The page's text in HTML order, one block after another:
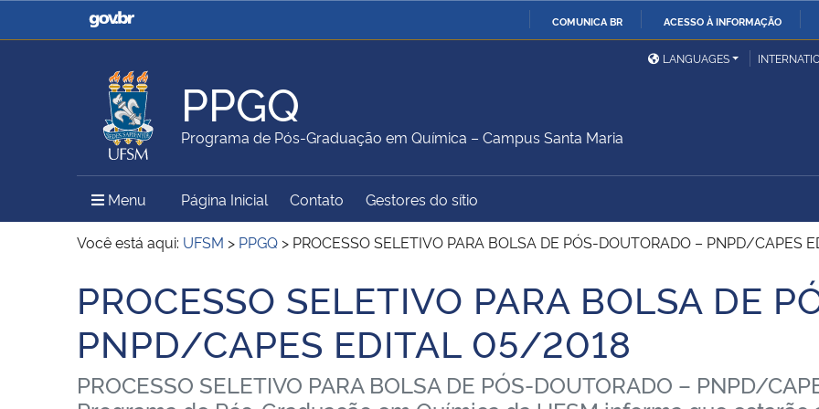
COMUNICA BR ACESSO À INFORMAÇÃO
Casa Civil
Ministério da Justiça e
Ministério da Defesa
Ministério das Relações
Exteriores
Ministério da Agricultura,
Pecuária e Abastecimento
Ministério da Educação
Ministério do Meio Ambiente Ministério do Turismo
Ministério do
Desenvolvimento Regional
União
Secretaria de Governo
Gabinete de Segurança
Institucional
Advocacia-Geral da União Banco Central do Brasil
LANGUAGES
PPGQ
Programa de Pós-Graduação em Química – Campus Santa Maria
Menu Menu Principal do Sítio
Página Inicial Contato Gestores do sítio
Você está aqui: UFSM > PPGQ > PROCESSO SELETIVO PARA BOLSA DE PÓS-DOUTORADO – PNPD/CAPES
Início do conteúdo
PROCESSO SELETIVO PARA BOLSA DE
PNPD/CAPES EDITAL 05/2018
PROCESSO SELETIVO PARA BOLSA DE PÓS-DOUTORADO – PNPD/